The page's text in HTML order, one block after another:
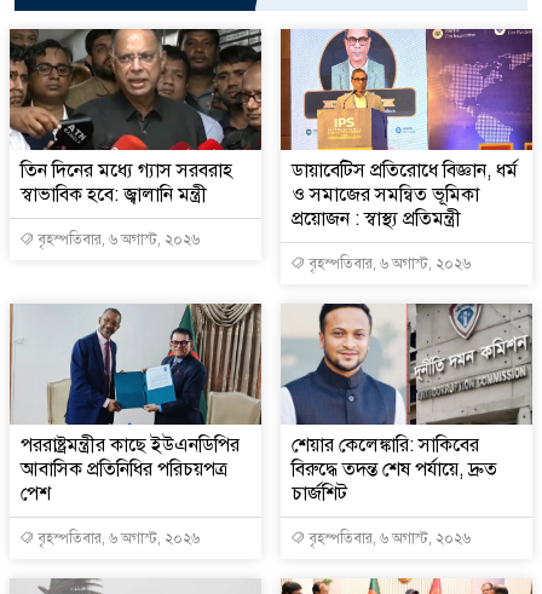
তিন দিনের মধ্যে গ্যাস সরবরাহ
স্বাভাবিক হবে: জ্বালানি মন্ত্রী
বৃহস্পতিবার, ৬ অগাস্ট, ২০২৬
ডায়াবেটিস প্রতিরোধে বিজ্ঞান, ধর্ম
ও সমাজের সমন্বিত ভূমিকা
প্রয়োজন : স্বাস্থ্য প্রতিমন্ত্রী
বৃহস্পতিবার, ৬ অগাস্ট, ২০২৬
পররাষ্ট্রমন্ত্রীর কা‌ছে ইউএনডিপির
আবাসিক প্রতিনিধির পরিচয়পত্র
পেশ
বৃহস্পতিবার, ৬ অগাস্ট, ২০২৬
শেয়ার কেলেঙ্কারি: সাকিবের
বিরুদ্ধে তদন্ত শেষ পর্যায়ে, দ্রুত
চার্জশিট
বৃহস্পতিবার, ৬ অগাস্ট, ২০২৬